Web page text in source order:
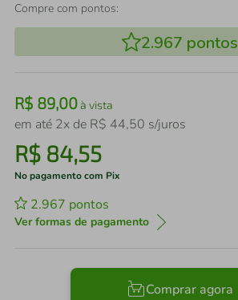
Compre com pontos:
2.967 pontos
R$ 89,00à vista
em até 2x de R$ 44,50 s/juros
R$ 84,55
No pagamento com Pix
2.967 pontos
Ver formas de pagamento
Comprar agora